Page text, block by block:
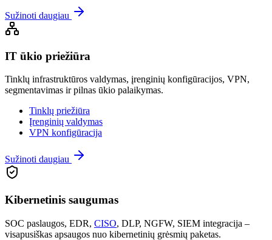
Sužinoti daugiau
IT ūkio priežiūra
Tinklų infrastruktūros valdymas, įrenginių konfigūracijos, VPN,
segmentavimas ir pilnas ūkio palaikymas.
Tinklų priežiūra
Įrenginių valdymas
VPN konfigūracija
Sužinoti daugiau
Kibernetinis saugumas
SOC paslaugos, EDR, CISO, DLP, NGFW, SIEM integracija –
visapusiškas apsaugos nuo kibernetinių grėsmių paketas.